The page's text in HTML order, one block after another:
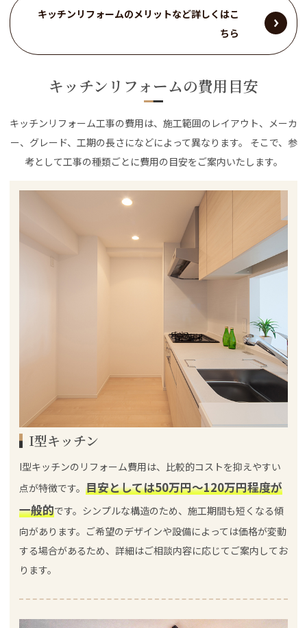
キッチンリフォームのメリットなど詳しくはこ
ちら
キッチンリフォームの費用目安
キッチンリフォーム工事の費用は、施工範囲のレイアウト、メーカ
ー、グレード、工期の長さになどによって異なります。 そこで、参
考として工事の種類ごとに費用の目安をご案内いたします。
I型キッチン
I型キッチンのリフォーム費用は、比較的コストを抑えやすい
点が特徴です。 目安としては50万円～120万円程度が
一般的です。シンプルな構造のため、施工期間も短くなる傾
向があります。ご希望のデザインや設備によっては価格が変動
する場合があるため、詳細はご相談内容に応じてご案内してお
ります。